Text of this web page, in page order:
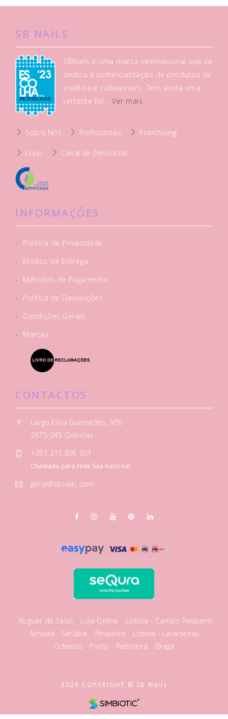
SB NAILS
SBNails é uma marca internacional que se
dedica à comercialização de produtos de
estética e cabeleireiro. Tem ainda uma
vertente for...Ver mais
Sobre Nós Profissionais Franchising
Lojas Canal de Denúncias
INFORMAÇÕES
-
Política de Privacidade
-
Modos de Entrega
-
Métodos de Pagamento
-
Política de Devoluções
-
Condições Gerais
-
Marcas
CONTACTOS
Largo Elina Guimarães, Nº6
2675-345 Odivelas
+351 215 895 921
Chamada para rede fixa nacional
geral@sbnails.com
Aluguer de Salas Loja Online
Lisboa - Campo Pequeno
Almada
Setúbal Amadora
Lisboa - Laranjeiras
Odivelas
Porto Reboleira Braga
2026 COPYRIGHT © SB Nails